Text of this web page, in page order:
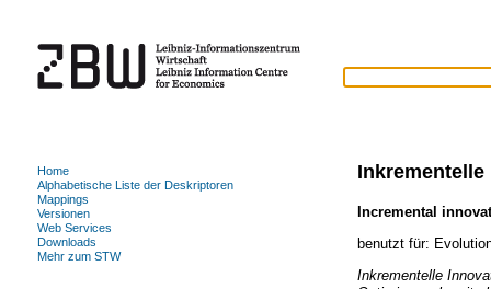
Incremental
benutzt für:
Inkrementelle
Home
Alphabetische Liste der Deskriptoren
Mappings
Versionen
Web Services
Downloads
Mehr zum STW